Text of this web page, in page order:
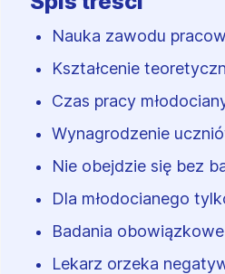
Nauka zawodu
Kształcenie
Czas pracy
Wynagrodzenie
Nie obejdzie się bez
Dla młodocianego
Badania obowiązkowe
Lekarz orzeka